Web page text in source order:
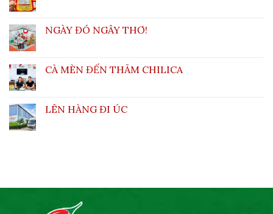
NGÀY ĐÓ NGÂY THƠ!
CÀ MÈN ĐẾN THĂM CHILICA
LÊN HÀNG ĐI ÚC